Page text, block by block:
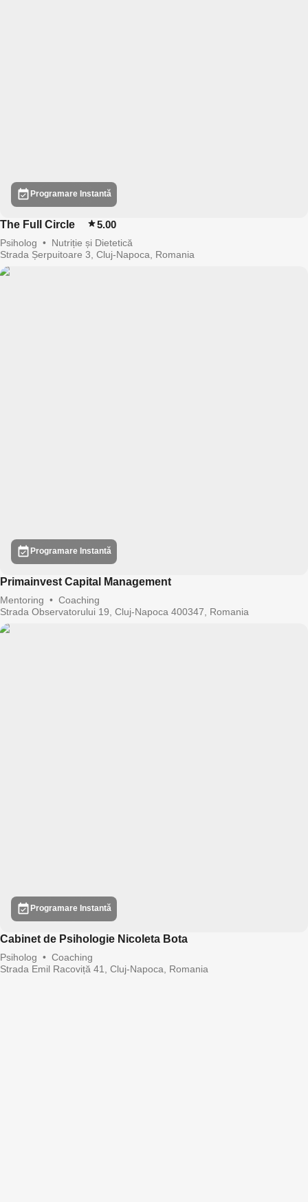
Programare Instantă
The Full Circle 5.00
Psiholog • Nutriție și Dietetică
Strada Șerpuitoare 3, Cluj-Napoca, Romania
Programare Instantă
Primainvest Capital Management
Mentoring • Coaching
Strada Observatorului 19, Cluj-Napoca 400347, Romania
Programare Instantă
Cabinet de Psihologie Nicoleta Bota
Psiholog • Coaching
Strada Emil Racoviță 41, Cluj-Napoca, Romania